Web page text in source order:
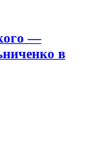
—
в